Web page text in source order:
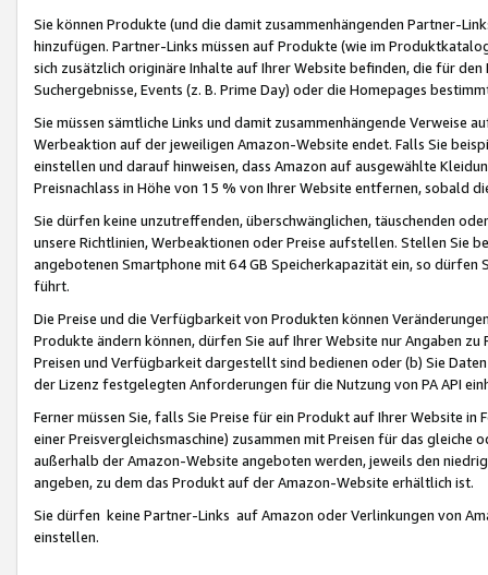
Sie können Produkte (und die damit zusammenhängenden Partner-
hinzufügen. Partner-Links müssen auf Produkte (wie im
sich zusätzlich originäre Inhalte auf Ihrer Website befinden, die für
Suchergebnisse, Events (z. B. Prime Day) oder die Homepages
Sie müssen sämtliche Links und damit zusammenhängende
Werbeaktion auf der jeweiligen Amazon-Website endet. Falls Sie
einstellen und darauf hinweisen, dass Amazon auf ausgewählte
Preisnachlass in Höhe von 15 % von Ihrer Website entfernen, sobald
Sie dürfen keine unzutreffenden, überschwänglichen, täuschenden
unsere Richtlinien, Werbeaktionen oder Preise aufstellen. Stellen Sie
angebotenen Smartphone mit 64 GB Speicherkapazität ein, so dürfen
führt.
Die Preise und die Verfügbarkeit von Produkten können
Produkte ändern können, dürfen Sie auf Ihrer Website nur Angaben
Preisen und Verfügbarkeit dargestellt sind bedienen oder (b) Sie
der Lizenz festgelegten Anforderungen für die Nutzung von PA API
Ferner müssen Sie, falls Sie Preise für ein Produkt auf Ihrer Website
einer Preisvergleichsmaschine) zusammen mit Preisen für das
außerhalb der Amazon-Website angeboten werden, jeweils den
angeben, zu dem das Produkt auf der Amazon-Website erhältlich ist.
Sie dürfen keine Partner-Links auf Amazon oder Verlinkungen von
einstellen.